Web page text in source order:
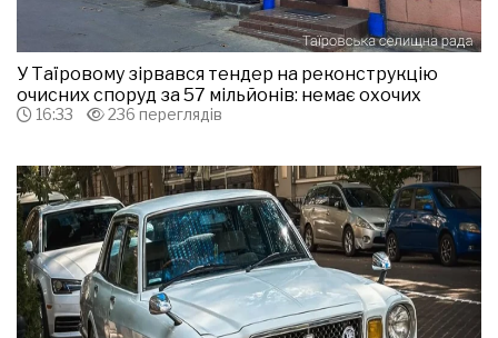
У Таїровому зірвався тендер на реконструкцію
очисних споруд за 57 мільйонів: немає охочих
16:33 236 переглядів